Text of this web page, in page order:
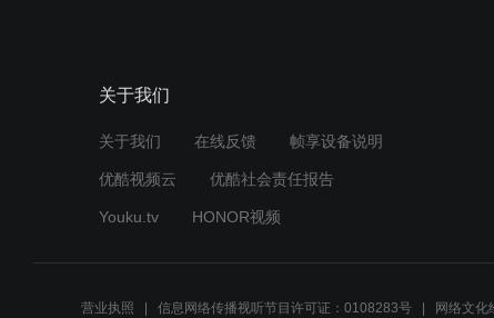
关于我们
关于我们 在线反馈 帧享设备说明
优酷视频云 优酷社会责任报告
Youku.tv HONOR视频
营业执照 信息网络传播视听节目许可证：0108283号 网络文